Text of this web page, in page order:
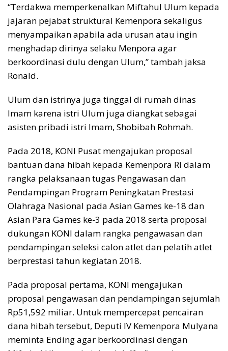
“Terdakwa memperkenalkan Miftahul Ulum kepada
jajaran pejabat struktural Kemenpora sekaligus
menyampaikan apabila ada urusan atau ingin
menghadap dirinya selaku Menpora agar
berkoordinasi dulu dengan Ulum,” tambah jaksa
Ronald.
Ulum dan istrinya juga tinggal di rumah dinas
Imam karena istri Ulum juga diangkat sebagai
asisten pribadi istri Imam, Shobibah Rohmah.
Pada 2018, KONI Pusat mengajukan proposal
bantuan dana hibah kepada Kemenpora RI dalam
rangka pelaksanaan tugas Pengawasan dan
Pendampingan Program Peningkatan Prestasi
Olahraga Nasional pada Asian Games ke-18 dan
Asian Para Games ke-3 pada 2018 serta proposal
dukungan KONI dalam rangka pengawasan dan
pendampingan seleksi calon atlet dan pelatih atlet
berprestasi tahun kegiatan 2018.
Pada proposal pertama, KONI mengajukan
proposal pengawasan dan pendampingan sejumlah
Rp51,592 miliar. Untuk mempercepat pencairan
dana hibah tersebut, Deputi IV Kemenpora Mulyana
meminta Ending agar berkoordinasi dengan